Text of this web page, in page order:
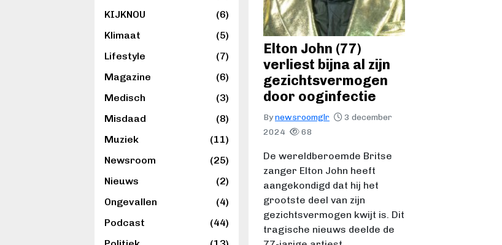
KIJKNOU
(6)
Klimaat
(5)
Lifestyle
(7)
Magazine
(6)
Medisch
(3)
Misdaad
(8)
Muziek
(11)
Newsroom
(25)
Nieuws
(2)
Ongevallen
(4)
Podcast
(44)
Elton John (77)
verliest bijna al zijn
gezichtsvermogen
door ooginfectie
Bynewsroomglr
3 december
2024
68
De wereldberoemde Britse
zanger Elton John heeft
aangekondigd dat hij het
grootste deel van zijn
gezichtsvermogen kwijt is. Dit
tragische nieuws deelde de